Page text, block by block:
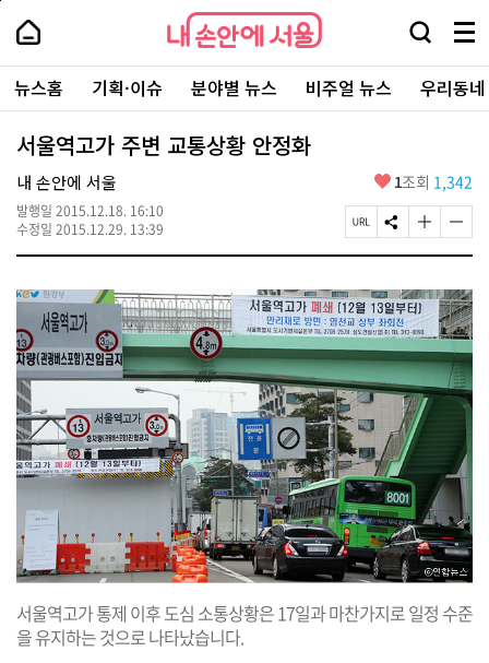
본
로
가
내
손
안
에
서
울
-
서
울
시
대
표
소
포
털
내
손
에
울
검
창
열
기
메
뉴
전
체
보
주
요
서
뉴스홈 기획·이슈 분야별 뉴스 비주얼 뉴스 우리동
서울역고가 주변 교통상황 안정화
내 손안에 서울
발행일 2015.12.18. 16:10
수정일 2015.12.29. 13:39
좋
요
1조회 1,342
페
이
U
R
L
복
사
S
N
공
유
하
기
글
자
기
크
게
변
경
하
기
글
자
기
작
게
변
경
하
기
서울역고가 통제 이후 도심 소통상황은 17일과 마찬가지로 일정 수준
을 유지하는 것으로 나타났습니다.
페
상
단
로